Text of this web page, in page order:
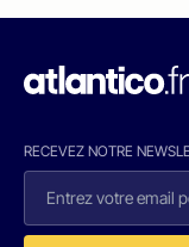
RECEVEZ NOTRE